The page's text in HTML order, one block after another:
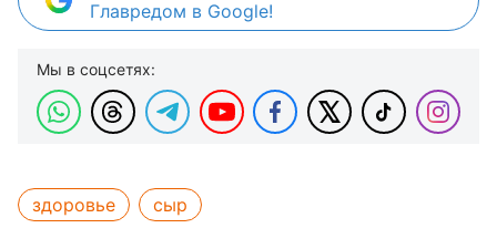
Главредом в Google!
Мы в соцсетях:
здоровье сыр